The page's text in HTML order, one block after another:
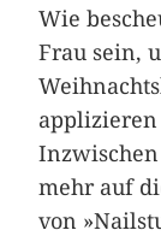
Wie
Frau sein,
applizieren
mehr auf
von